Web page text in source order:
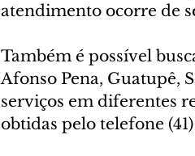
atendimento ocorre de
Também é possível
Afonso Pena, Guatupê,
serviços em diferentes
obtidas pelo telefone